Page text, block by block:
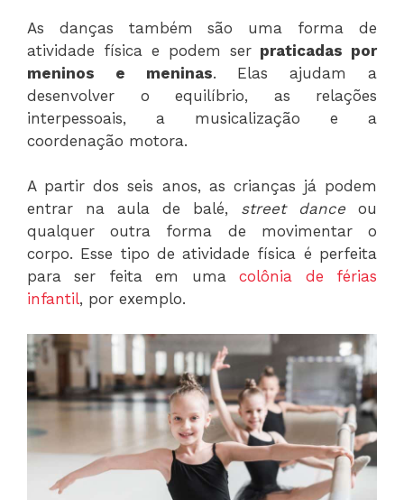
As danças também são uma forma de
atividade física e podem ser praticadas por
meninos e meninas. Elas ajudam a
desenvolver o equilíbrio, as relações
interpessoais, a musicalização e a
coordenação motora.
A partir dos seis anos, as crianças já podem
entrar na aula de balé, street dance ou
qualquer outra forma de movimentar o
corpo. Esse tipo de atividade física é perfeita
para ser feita em umacolônia de férias
infantil, por exemplo.